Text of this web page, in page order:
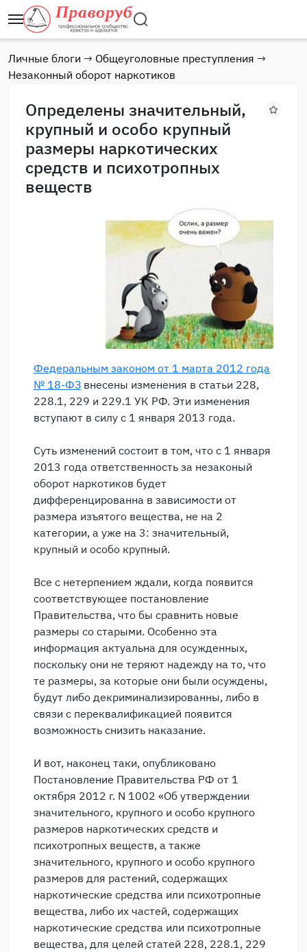
Личные блоги → Общеуголовные преступления →
Незаконный оборот наркотиков
Определены значительный,
крупный и особо крупный
размеры наркотических
средств и психотропных
веществ
Федеральным законом от 1 марта 2012 года
№ 18-ФЗ внесены изменения в статьи 228,
228.1, 229 и 229.1 УК РФ. Эти изменения
вступают в силу с 1 января 2013 года.
Суть изменений состоит в том, что с 1 января
2013 года ответственность за незаконый
оборот наркотиков будет
дифференцированна в зависимости от
размера изъятого вещества, не на 2
категории, а уже на 3: значительный,
крупный и особо крупный.
Все с нетерпением ждали, когда появится
соответствующее постановление
Правительства, что бы сравнить новые
размеры со старыми. Особенно эта
информация актуальна для осужденных,
поскольку они не теряют надежду на то, что
те размеры, за которые они были осуждены,
будут либо декриминализированны, либо в
связи с переквалификацией появится
возможность снизить наказание.
И вот, наконец таки, опубликовано
Постановление Правительства РФ от 1
октября 2012 г. N 1002 «Об утверждении
значительного, крупного и особо крупного
размеров наркотических средств и
психотропных веществ, а также
значительного, крупного и особо крупного
размеров для растений, содержащих
наркотические средства или психотропные
вещества, либо их частей, содержащих
наркотические средства или психотропные
вещества, для целей статей 228, 228.1, 229